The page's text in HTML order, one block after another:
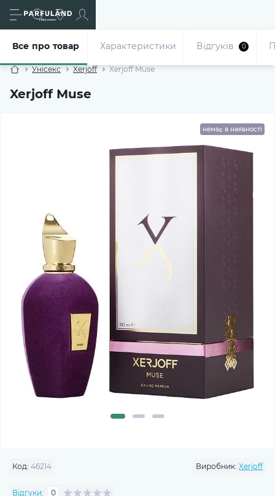
Унісекс Xerjoff Xerjoff Muse
Xerjoff Muse
Все про товар Характеристики Відгуків 0
немає в наявності
Код: 46214 Виробник: Xerjoff
Відгуки: 0